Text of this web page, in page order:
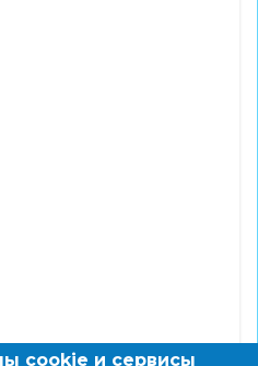
cookie и сервисы